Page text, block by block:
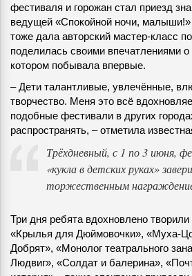
фестиваля и горожан стал приезд
ведущей «Спокойной ночи,
тоже дала авторский мастер-класс
поделилась своими впечатлениями
котором побывала впервые.
– Дети талантливые, увлечённые,
творчество. Меня это всё
подобные фестивали в других
распространять, – отметила
Трёхдневный, с 1 по 3 июня,
«кукла в детских руках»
торжественным
Три дня ребята вдохновлено
«Крылья для Дюймовочки», «Муха-
Добрят», «Монолог театрального
Людвиг», «Солдат и балерина»,